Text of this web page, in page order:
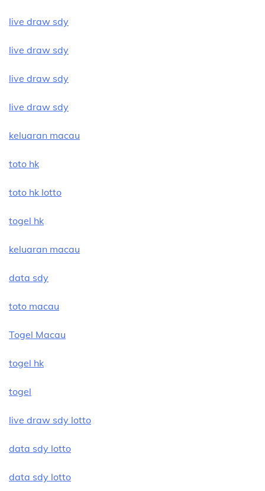
live draw sdy
live draw sdy
live draw sdy
live draw sdy
keluaran macau
toto hk
toto hk lotto
togel hk
keluaran macau
data sdy
toto macau
Togel Macau
togel hk
togel
live draw sdy lotto
data sdy lotto
data sdy lotto